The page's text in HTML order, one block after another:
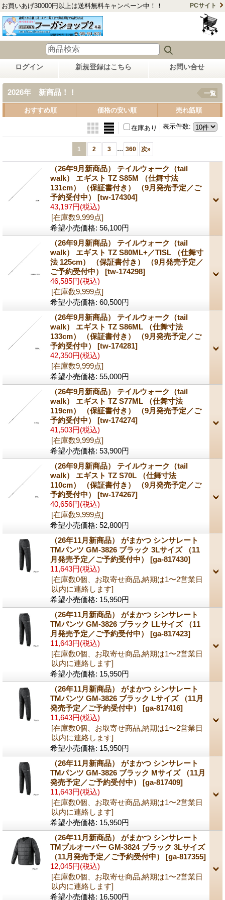
お買いあげ30000円以上は送料無料キャンペーン中！！ PCサイト
ログイン 新規登録はこちら お問い合せ
2026年 新商品！！ 一覧
おすすめ順 価格の安い順 売れ筋順
表示件数:
在庫あり
1 2 3 ... 360 次»
（26年9月新商品） テイルウォーク（tail
walk） エギスト TZ S85M （仕舞寸法
131cm） （保証書付き） （9月発売予定／ご
予約受付中） [tw-174304]
43,197円(税込)
[在庫数9,999点]
希望小売価格: 56,100円
（26年9月新商品） テイルウォーク（tail
walk） エギスト TZ S80ML+／TISL （仕舞寸
法 125cm） （保証書付き） （9月発売予定／
ご予約受付中） [tw-174298]
46,585円(税込)
[在庫数9,999点]
希望小売価格: 60,500円
（26年9月新商品） テイルウォーク（tail
walk） エギスト TZ S86ML （仕舞寸法
133cm） （保証書付き） （9月発売予定／ご
予約受付中） [tw-174281]
42,350円(税込)
[在庫数9,999点]
希望小売価格: 55,000円
（26年9月新商品） テイルウォーク（tail
walk） エギスト TZ S77ML （仕舞寸法
119cm） （保証書付き） （9月発売予定／ご
予約受付中） [tw-174274]
41,503円(税込)
[在庫数9,999点]
希望小売価格: 53,900円
（26年9月新商品） テイルウォーク（tail
walk） エギスト TZ S70L （仕舞寸法
110cm） （保証書付き） （9月発売予定／ご
予約受付中） [tw-174267]
40,656円(税込)
[在庫数9,999点]
希望小売価格: 52,800円
（26年11月新商品） がまかつ シンサレート
TMパンツ GM-3826 ブラック 3Lサイズ （11
月発売予定／ご予約受付中） [ga-817430]
11,643円(税込)
[在庫数0個、お取寄せ商品,納期は1〜2営業日
以内に連絡します]
希望小売価格: 15,950円
（26年11月新商品） がまかつ シンサレート
TMパンツ GM-3826 ブラック LLサイズ （11
月発売予定／ご予約受付中） [ga-817423]
11,643円(税込)
[在庫数0個、お取寄せ商品,納期は1〜2営業日
以内に連絡します]
希望小売価格: 15,950円
（26年11月新商品） がまかつ シンサレート
TMパンツ GM-3826 ブラック Lサイズ （11月
発売予定／ご予約受付中） [ga-817416]
11,643円(税込)
[在庫数0個、お取寄せ商品,納期は1〜2営業日
以内に連絡します]
希望小売価格: 15,950円
（26年11月新商品） がまかつ シンサレート
TMパンツ GM-3826 ブラック Mサイズ （11月
発売予定／ご予約受付中） [ga-817409]
11,643円(税込)
[在庫数0個、お取寄せ商品,納期は1〜2営業日
以内に連絡します]
希望小売価格: 15,950円
（26年11月新商品） がまかつ シンサレート
TMプルオーバー GM-3824 ブラック 3Lサイズ
（11月発売予定／ご予約受付中） [ga-817355]
12,045円(税込)
[在庫数0個、お取寄せ商品,納期は1〜2営業日
以内に連絡します]
希望小売価格: 16,500円